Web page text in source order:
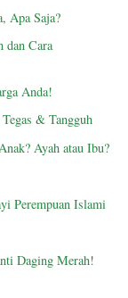
Apa Saja?
dan Cara
Anda!
& Tangguh
Ayah atau Ibu?
Perempuan Islami
Daging Merah!